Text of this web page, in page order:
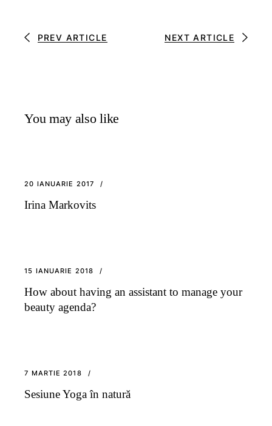
PREV ARTICLE NEXT ARTICLE
You may also like
20 IANUARIE 2017
Irina Markovits
15 IANUARIE 2018
How about having an assistant to manage your
beauty agenda?
7 MARTIE 2018
Sesiune Yoga în natură